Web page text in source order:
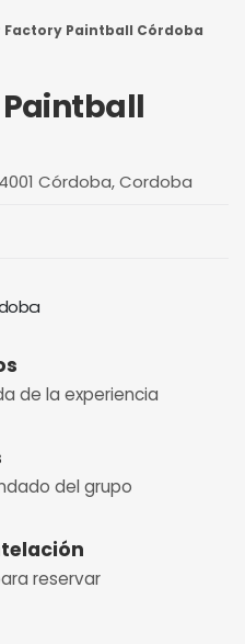
Factory Paintball Córdoba
Córdoba, Cordoba
de la experiencia
del grupo
reservar